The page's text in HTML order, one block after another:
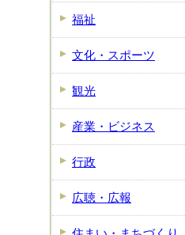
福祉
文化・スポーツ
観光
産業・ビジネス
行政
広聴・広報